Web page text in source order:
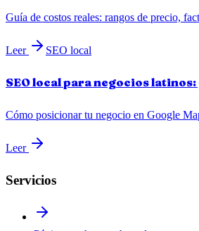
Guía de costos reales: rangos de precio,
Leer SEO local
SEO local para negocios
Cómo posicionar tu negocio en Google
Leer
Servicios